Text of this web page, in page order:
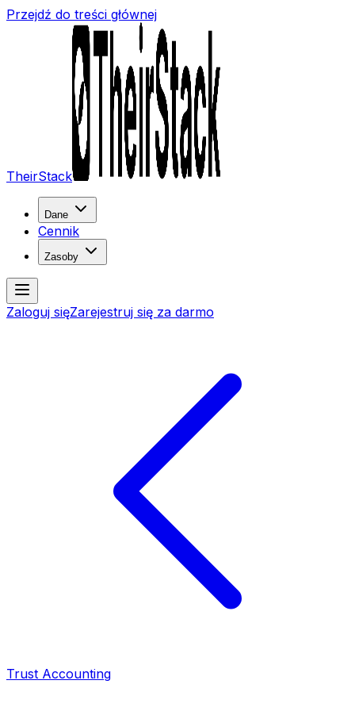
Przejdź do treści głównej
TheirStack
Dane
Cennik
Zasoby
Zaloguj sięZarejestruj się za darmo
Trust Accounting